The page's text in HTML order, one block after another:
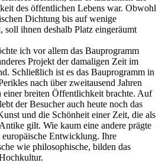
des öffentlichen Lebens war. Obwohl
Dichtung bis auf wenige
soll ihnen deshalb Platz eingeräumt
ich vor allem das Bauprogramm
Projekt der damaligen Zeit im
Schließlich ist es das Bauprogramm in
nach über zweitausend Jahren
einer breiten Öffentlichkeit brachte. Auf
der Besucher auch heute noch das
und die Schönheit einer Zeit, die als
gilt. Wie kaum eine andere prägte
europäische Entwicklung. Ihre
wie philosophische, bilden das